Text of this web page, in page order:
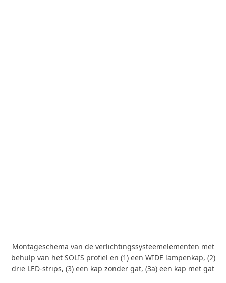
Montageschema van de verlichtingssysteemelementen met
behulp van het SOLIS profiel en (1) een WIDE lampenkap, (2)
drie LED-strips, (3) een kap zonder gat, (3a) een kap met gat